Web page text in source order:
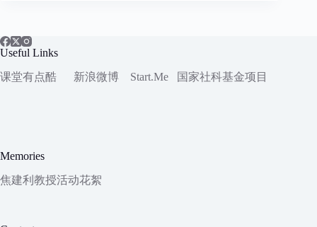
Useful Links
课堂有点酷
新浪微博 Start.Me 国家社科基金项目
Memories
焦建利教授活动花絮